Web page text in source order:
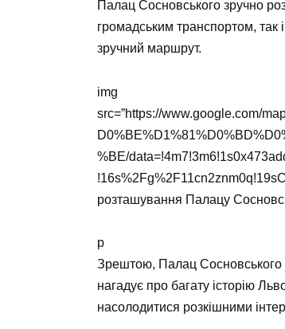
Палац Сосновського зручно
громадським транспортом, так
зручний маршрут.
img
src=”https://www.google.com/
%BE/
розташування Палацу
p
Зрештою, Палац Сосновського
нагадує про багату історію
насолодитися розкішними